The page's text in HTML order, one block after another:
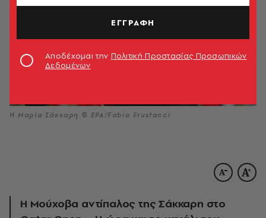
Η Μαρία Σάκκαρη © EPA/Fabio Frustacci
Η Μούχοβα αντίπαλος της Σάκκαρη στο
ΕΓΓΡΑΦΗ
Αποδέχομαι την Πολιτική Προστασίας Προσωπικών
Δεδομένων